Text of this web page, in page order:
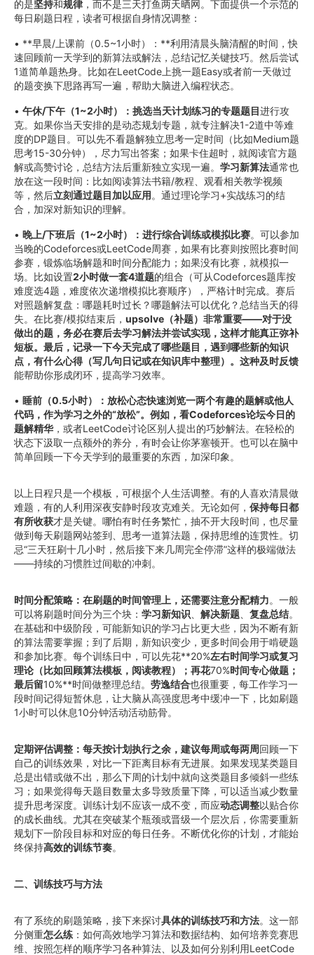
的是坚持和规律，而不是三天打鱼两天晒网。下面提供一个示范的
每日刷题日程，读者可根据自身情况调整：
• **早晨/上课前（0.5~1小时）：**利用清晨头脑清醒的时间，快
速回顾前一天学到的新算法或解法，总结记忆关键技巧。然后尝试
1道简单题热身。比如在LeetCode上挑一题Easy或者前一天做过
的题变换下思路再写一遍，帮助大脑进入编程状态。
• 午休/下午（1~2小时）：挑选当天计划练习的专题题目进行攻
克。如果你当天安排的是动态规划专题，就专注解决1-2道中等难
度的DP题目。可以先不看题解独立思考一定时间（比如Medium题
思考15-30分钟），尽力写出答案；如果卡住超时，就阅读官方题
解或高赞讨论，总结方法后重新独立实现一遍。 学习新算法通常也
放在这一段时间：比如阅读算法书籍/教程、观看相关教学视频
等，然后立刻通过题目加以应用。通过理论学习+实战练习的结
合，加深对新知识的理解。
• 晚上/下班后（1~2小时）：进行综合训练或模拟比赛。可以参加
当晚的Codeforces或LeetCode周赛，如果有比赛则按照比赛时间
参赛，锻炼临场解题和时间分配能力；如果没有比赛，就模拟一
场。比如设置2小时做一套4道题的组合（可从Codeforces题库按
难度选4题，难度依次递增模拟比赛顺序），严格计时完成。赛后
对照题解复盘：哪题耗时过长？哪题解法可以优化？总结当天的得
失。在比赛/模拟结束后， upsolve（补题）非常重要——对于没
做出的题，务必在赛后去学习解法并尝试实现，这样才能真正弥补
短板。最后，记录一下今天完成了哪些题目，遇到哪些新的知识
点，有什么心得（写几句日记或在知识库中整理）。这种及时反馈
能帮助你形成闭环，提高学习效率。
• 睡前（0.5小时）：放松心态快速浏览一两个有趣的题解或他人
代码，作为学习之外的“放松”。例如，看Codeforces论坛今日的
题解精华，或者LeetCode讨论区别人提出的巧妙解法。在轻松的
状态下汲取一点额外的养分，有时会让你茅塞顿开。也可以在脑中
简单回顾一下今天学到的最重要的东西，加深印象。
以上日程只是一个模板，可根据个人生活调整。有的人喜欢清晨做
难题，有的人利用深夜安静时段攻克难关。无论如何， 保持每日都
有所收获才是关键。哪怕有时任务繁忙，抽不开大段时间，也尽量
做到每天刷题网站签到、思考一道算法题，保持思维的连贯性。切
忌“三天狂刷十几小时，然后接下来几周完全停滞”这样的极端做法
——持续的习惯胜过间歇的冲刺。
时间分配策略：在刷题的时间管理上，还需要注意分配精力。一般
可以将刷题时间分为三个块： 学习新知识 解决新题 复盘总结。
在基础和中级阶段，可能新知识的学习占比更大些，因为不断有新
的算法需要掌握；到了后期，新知识变少，更多时间会用于啃硬题
和参加比赛。每个训练日中，可以先花**20%左右时间学习或复习
理论（比如回顾算法模板，阅读教程）；再花70%时间专心做题；
最后留10%**时间做整理总结。 劳逸结合也很重要，每工作学习一
段时间记得短暂休息，让大脑从高强度思考中缓冲一下，比如刷题
1小时可以休息10分钟活动活动筋骨。
定期评估调整：每天按计划执行之余，建议每周或每两周回顾一下
自己的训练效果，对比一下距离目标有无进展。如果发现某类题目
总是出错或做不出，那么下周的计划中就向这类题目多倾斜一些练
习；如果觉得每天题目数量太多导致质量下降，可以适当减少数量
提升思考深度。训练计划不应该一成不变，而应动态调整以贴合你
的成长曲线。尤其在突破某个瓶颈或晋级一个层次后，你需要重新
规划下一阶段目标和对应的每日任务。不断优化你的计划，才能始
终保持高效的训练节奏。
二、训练技巧与方法
有了系统的刷题策略，接下来探讨具体的训练技巧和方法。这一部
分侧重怎么练 ：如何高效地学习算法和数据结构、如何培养竞赛思
维、按照怎样的顺序学习各种算法、以及如何分别利用LeetCode